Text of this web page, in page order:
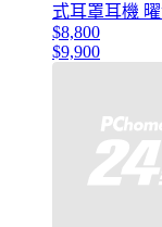
式耳罩耳機
$8,800
$9,900